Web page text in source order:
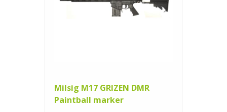
Milsig M17 GRIZEN DMR
Paintball marker